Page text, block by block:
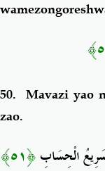
50. Mavazi yao
zao.
الْحِسَابِ﴿٥١﴾